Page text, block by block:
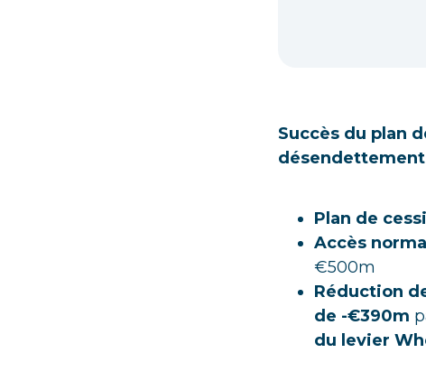
Succès du plan
Plan de
Accès
€500m
Réduction
de -€390m
du levier